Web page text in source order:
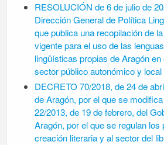
RESOLUCIÓN de 6 de julio de
Dirección General de Política
que publica una recopilación de
vigente para el uso de las
lingüísticas propias de Aragón en
sector público autonómico y local
DECRETO 70/2018, de 24 de
de Aragón, por el que se
22/2013, de 19 de febrero, del
Aragón, por el que se regulan los
creación literaria y al sector del